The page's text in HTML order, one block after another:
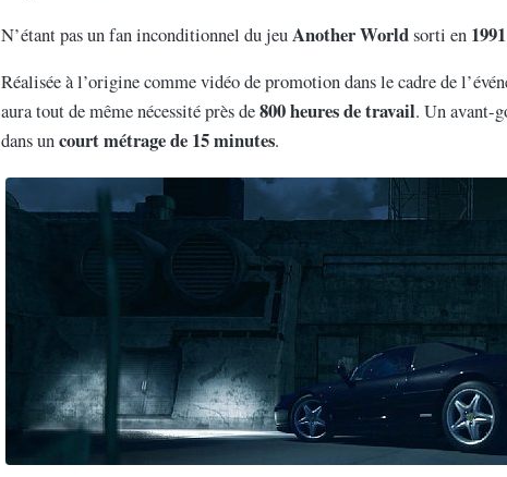
N’étant pas un fan inconditionnel du jeuAnother Worldsorti en 1991
Réalisée à l’origine comme vidéo de promotion dans le cadre de
aura tout de même nécessité près de800 heures de travail. Un avant-
dans uncourt métrage de 15 minutes.